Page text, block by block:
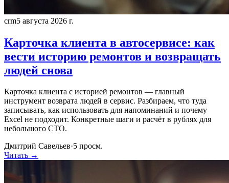
crm5 августа 2026 г.
Карточка клиента в автосервисе: как
вести историю ремонтов и возвращать
людей снова
Карточка клиента с историей ремонтов — главный
инструмент возврата людей в сервис. Разбираем, что туда
записывать, как использовать для напоминаний и почему
Excel не подходит. Конкретные шаги и расчёт в рублях для
небольшого СТО.
Дмитрий Савельев·5 просм.
Читать →